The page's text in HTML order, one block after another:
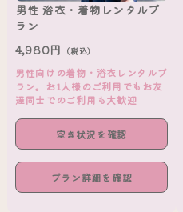
男性 浴衣・着物レンタルプ
ラン
4,980円 （税込）
男性向けの着物・浴衣レンタルプ
ラン。お1人様のご利用でもお友
達同士でのご利用も大歓迎
空き状況を確認
プラン詳細を確認